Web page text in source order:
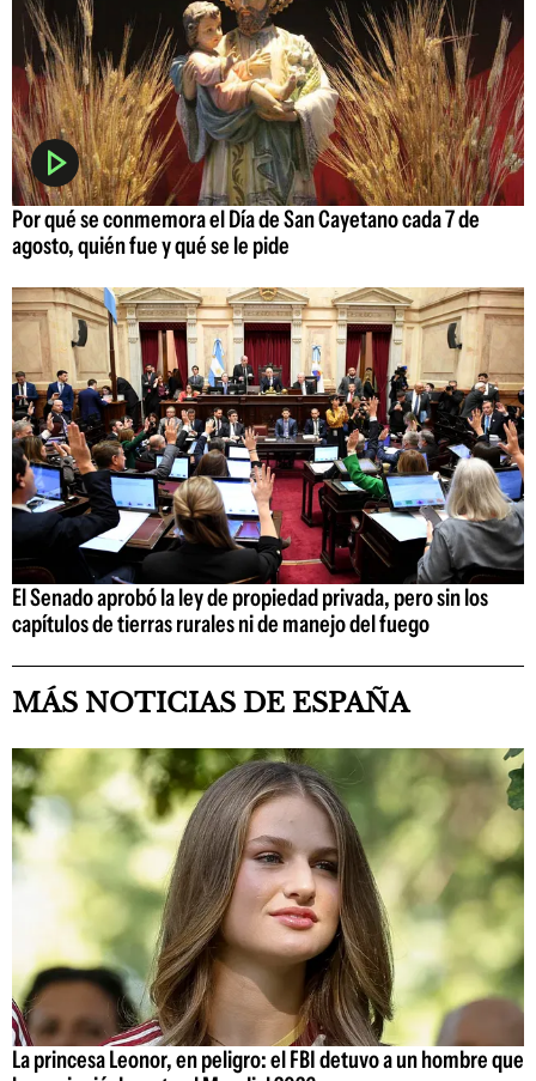
Por qué se conmemora el Día de San Cayetano cada 7 de
agosto, quién fue y qué se le pide
El Senado aprobó la ley de propiedad privada, pero sin los
capítulos de tierras rurales ni de manejo del fuego
MÁS NOTICIAS DE ESPAÑA
La princesa Leonor, en peligro: el FBI detuvo a un hombre que